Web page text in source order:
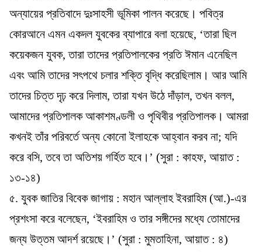
অন্যায়ের প্রতিবাদে দুঃসাহসী ভূমিকা পালন করেছে। পবিত্র
কোরআনে এমন একদল যুবকের ব্যাপারে বলা হয়েছে, ‘তারা ছিল
কয়েকজন যুবক, তারা তাদের প্রতিপালকের প্রতি ঈমান এনেছিল
এবং আমি তাদের সৎপথে চলার শক্তি বৃদ্ধি করেছিলাম। আর আমি
তাদের চিত্ত দৃঢ় করে দিলাম, তারা যখন উঠে দাঁড়াল, তখন বলল,
আমাদের প্রতিপালক আকাশমণ্ডলী ও পৃথিবীর প্রতিপালক। আমরা
কখনই তাঁর পরিবর্তে অন্য কোনো ইলাহকে আহ্বান করব না; যদি
করে বসি, তবে তা অতিশয় গর্হিত হবে।’ (সুরা : কাহফ, আয়াত :
১৩-১৪)
৫. যুবক জাতির বিবেক জাগায় : মহান আল্লাহ ইবরাহিম (আ.)-এর
প্রশংসা করে বলেছেন, ‘ইবরাহিম ও তার সঙ্গীদের মধ্যে তোমাদের
জন্য উত্তম আদর্শ রয়েছে।’ (সুরা : মুমতাহিনা, আয়াত : ৪)